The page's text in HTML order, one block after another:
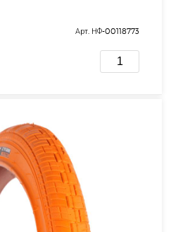
Арт. НФ-00118773